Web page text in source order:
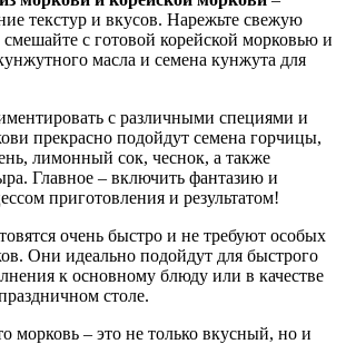
текстур и вкусов. Нарежьте свежую
с готовой корейской морковью и
масла и семена кунжута для
с различными специями и
прекрасно подойдут семена горчицы,
лимонный сок, чеснок, а также
Главное – включить фантазию и
приготовления и результатом!
очень быстро и не требуют особых
Они идеально подойдут для быстрого
к основному блюду или в качестве
столе.
морковь – это не только вкусный, но и